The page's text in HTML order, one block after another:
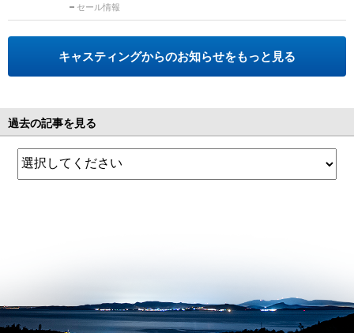
セール情報
キャスティングからのお知らせをもっと見る
過去の記事を見る